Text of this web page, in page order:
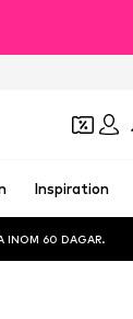
Inspiration
INOM 60 DAGAR.